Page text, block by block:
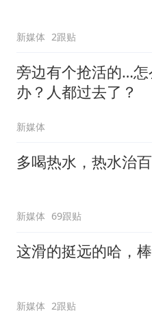
新媒体 2跟贴
旁边有个抢活的…怎
办？人都过去了？
新媒体
多喝热水，热水治百
新媒体 69跟贴
这滑的挺远的哈，
新媒体 2跟贴